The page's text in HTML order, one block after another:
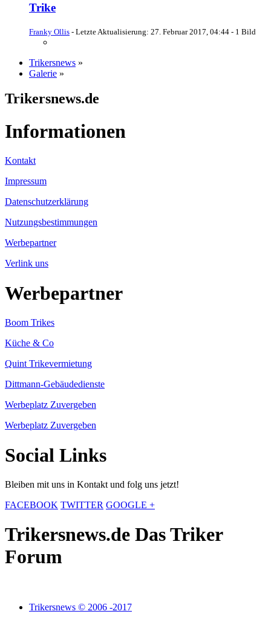
Trike
Franky Ollis - Letzte Aktualisierung: 27. Februar 2017, 04:44 - 1 Bild
Trikersnews »
Galerie »
Trikersnews.de
Informationen
Kontakt
Impressum
Datenschutzerklärung
Nutzungsbestimmungen
Werbepartner
Verlink uns
Werbepartner
Boom Trikes
Küche & Co
Quint Trikevermietung
Dittmann-Gebäudedienste
Werbeplatz Zuvergeben
Werbeplatz Zuvergeben
Social Links
Bleiben mit uns in Kontakt und folg uns jetzt!
FACEBOOK TWITTER GOOGLE +
Trikersnews.de Das Triker
Forum
Trikersnews © 2006 -2017